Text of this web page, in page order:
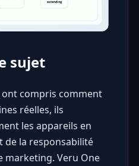
sujet
ont compris comment
réelles, ils
les appareils en
la responsabilité
marketing. Veru One